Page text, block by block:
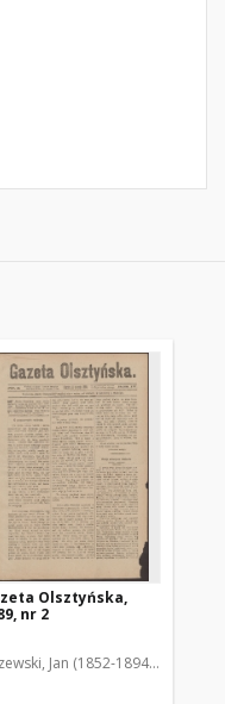
Olsztyńska,
nr 2
Jan (1852-1894). Red.